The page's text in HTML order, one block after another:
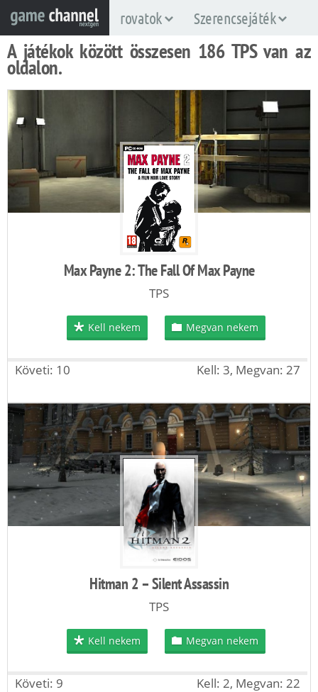
rovatok Szerencsejáték
A játékok között összesen 186 TPS van az
oldalon.
Max Payne 2: The Fall Of Max Payne
TPS
Kell nekem Megvan nekem
Követi: 10 Kell: 3, Megvan: 27
Hitman 2 – Silent Assassin
TPS
Kell nekem Megvan nekem
Követi: 9 Kell: 2, Megvan: 22